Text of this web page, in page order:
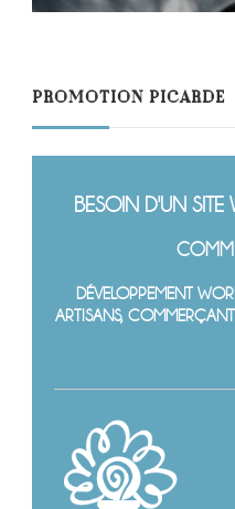
PROMOTION PICARDE
BESOIN D'UN SITE
COMM
DÉVELOPPEMENT
ARTISANS,